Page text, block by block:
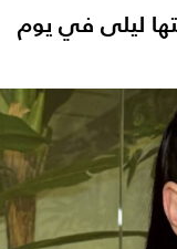
ليلى في يوم